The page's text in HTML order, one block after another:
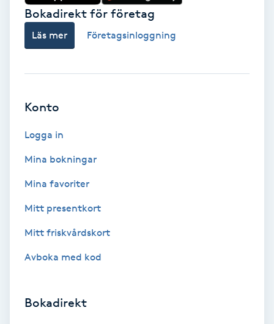
Brynplockning
Celluliter
Coachning
Cryoterapi
Damklippning
Bokadirekt för företag
Läs mer Företagsinloggning
Konto
Logga in
Mina bokningar
Mina favoriter
Mitt presentkort
Mitt friskvårdskort
Avboka med kod
Bokadirekt